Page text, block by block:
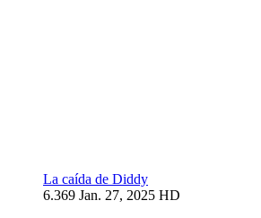
La caída de Diddy
6.369 Jan. 27, 2025 HD